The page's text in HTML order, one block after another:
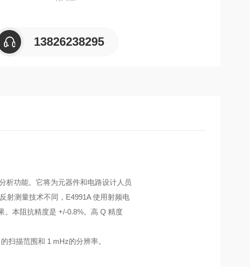
13826238295
析功能。它将为元器件和电路设计人员
射测量技术不同，E4991A 使用射频电
。本阻抗精度是 +/-0.8%。高 Q 精度
扫描范围和 1 mHz的分辨率。